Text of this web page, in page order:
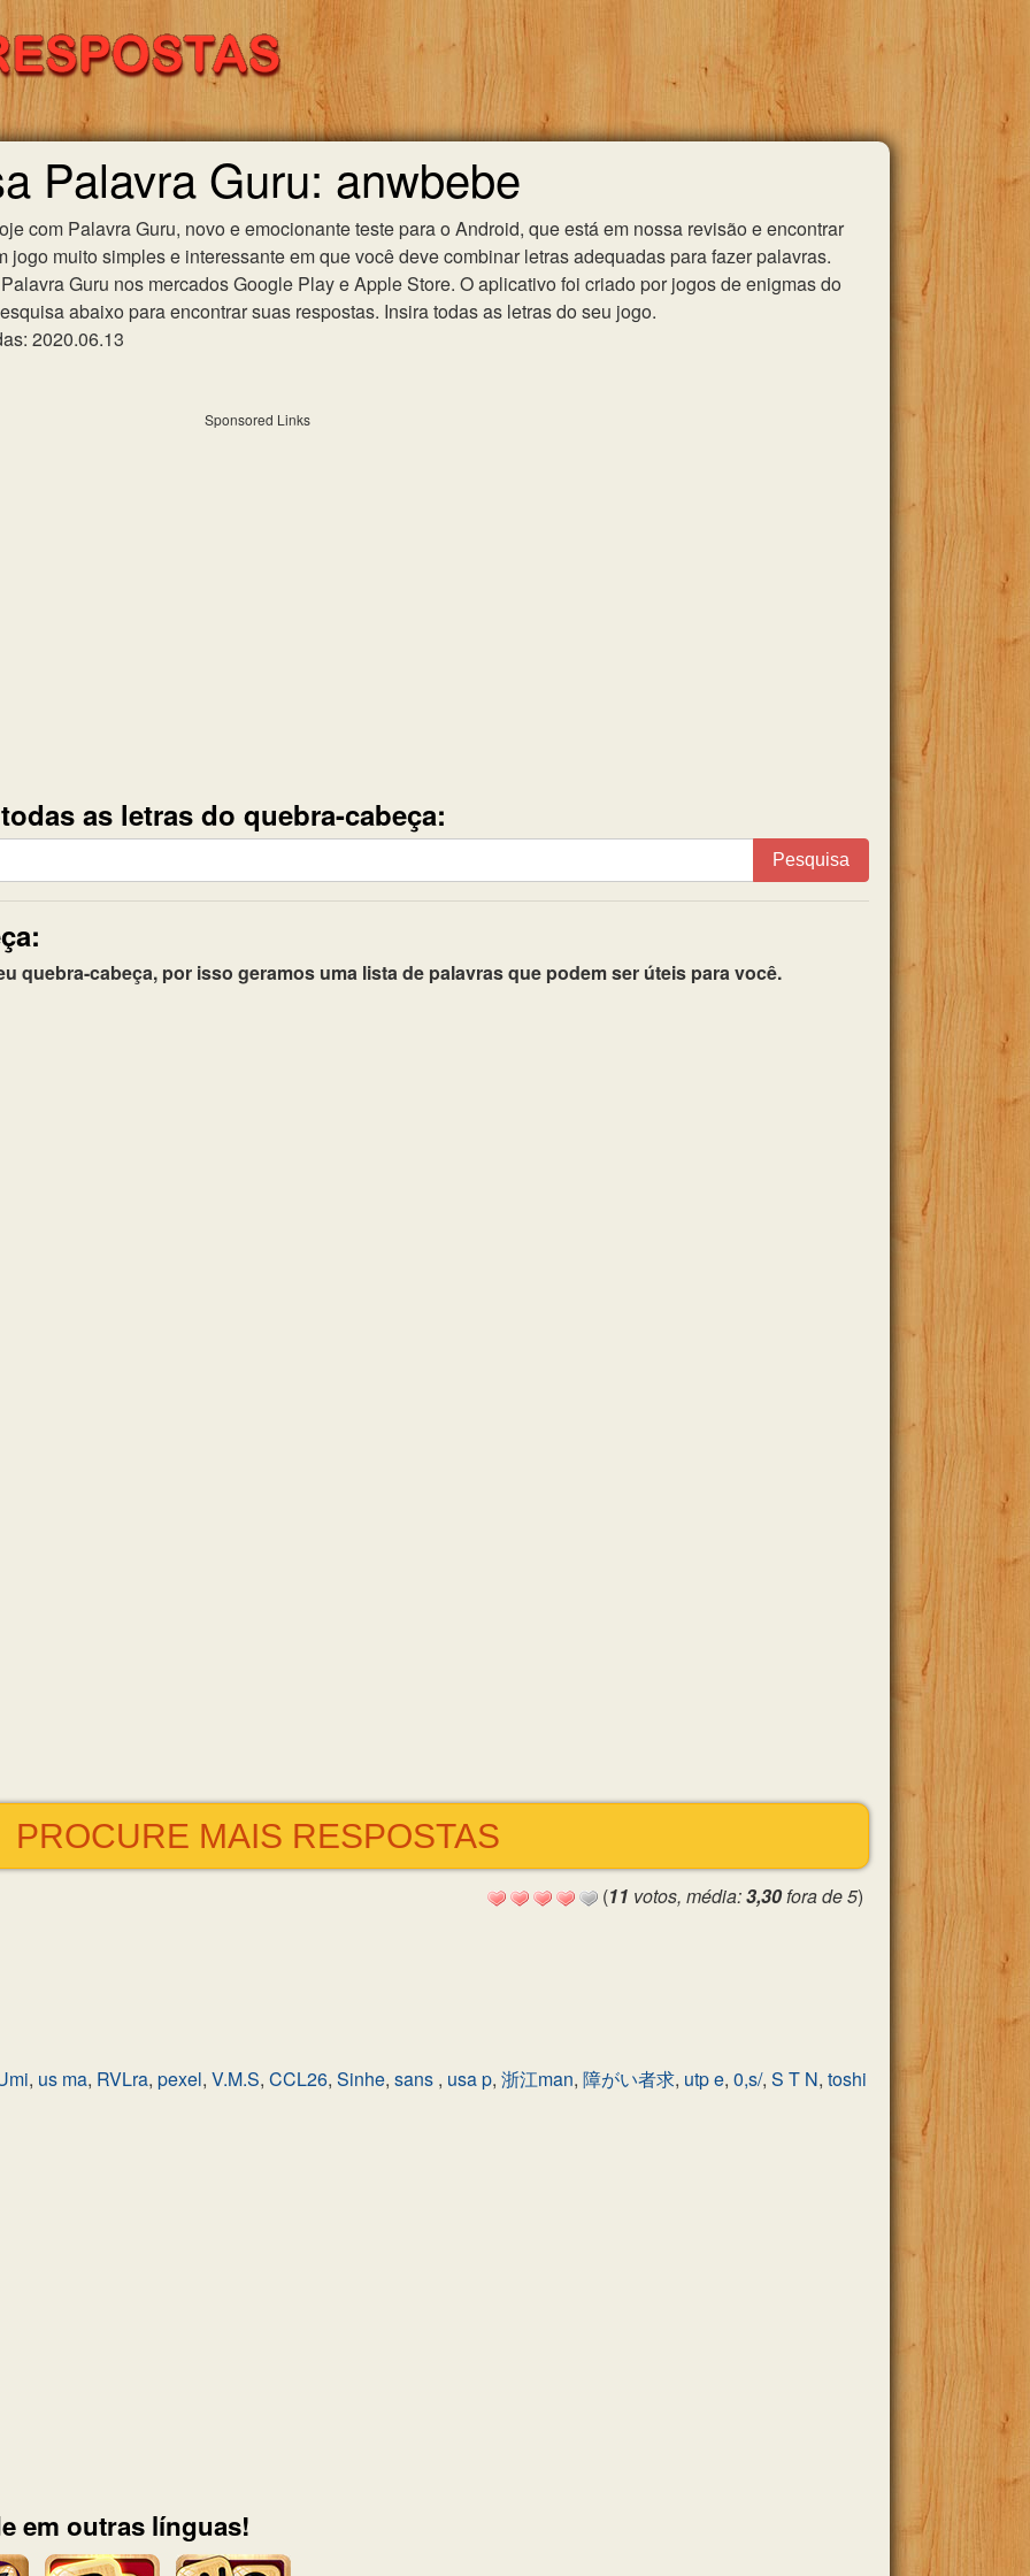
Palavra Guru: anwbebe
com Palavra Guru, novo e emocionante teste para o Android, que está em nossa revisão e encontrar
jogo muito simples e interessante em que você deve combinar letras adequadas para fazer palavras.
Guru nos mercados Google Play e Apple Store. O aplicativo foi criado por jogos de enigmas do
abaixo para encontrar suas respostas. Insira todas as letras do seu jogo.
2020.06.13
Sponsored Links
as letras do quebra-cabeça:
Pesquisa
quebra-cabeça, por isso geramos uma lista de palavras que podem ser úteis para você.
PROCURE MAIS RESPOSTAS
(11 votos, média:3,30fora de 5)
, us ma, RVLra, pexel, V.M.S, CCL26, Sinhe, sans , usa p, 浙江man, 障がい者求, utp e, 0,s/, S T N, toshi
em outras línguas!